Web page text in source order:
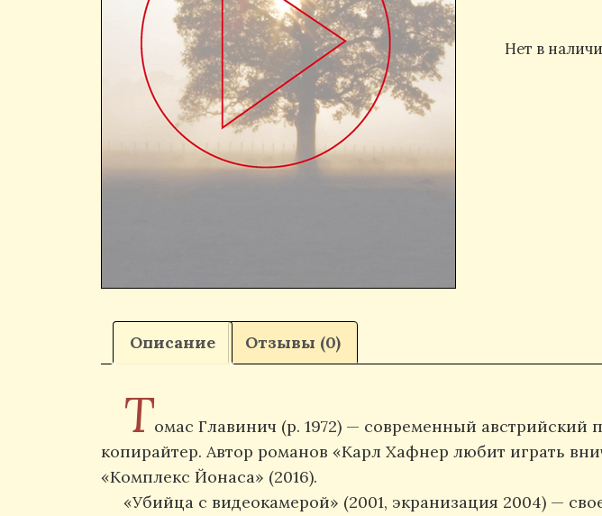
Нет в
Описание Отзывы (0)
Томас Главинич (р. 1972) — современный австрийский
копирайтер. Автор романов «Карл Хафнер любит играть
«Комплекс Йонаса» (2016).
«Убийца с видеокамерой» (2001, экранизация 2004) —